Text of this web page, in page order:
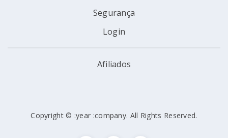
Segurança
Login
Afiliados
Copyright © :year :company. All Rights Reserved.